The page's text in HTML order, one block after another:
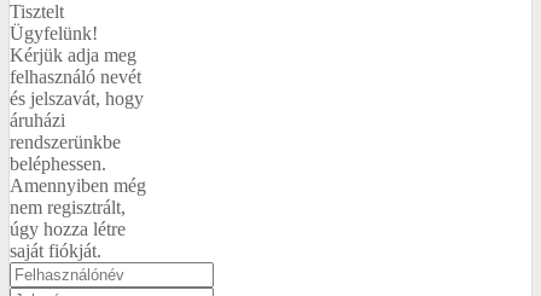
Tisztelt
Ügyfelünk!
Kérjük adja meg
felhasználó nevét
és jelszavát, hogy
áruházi
rendszerünkbe
beléphessen.
Amennyiben még
nem regisztrált,
úgy hozza létre
saját fiókját.